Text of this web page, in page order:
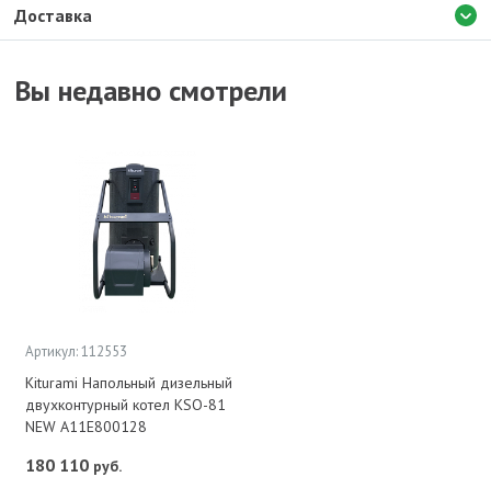
Доставка
Вы недавно смотрели
Артикул: 112553
Kiturami Напольный дизельный
двухконтурный котел KSO-81
NEW A11E800128
180 110 руб.